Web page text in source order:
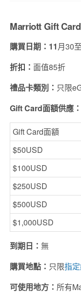
Marriott Gift
購買日期：11月30
折扣： 面值85折
禮品卡類別： 只限
Gift Card面額供應：
Gift Card面額
$50USD
$100USD
$250USD
$500USD
$1,000USD
到期日： 無
購買地點： 只限指
可使用地方： 所有